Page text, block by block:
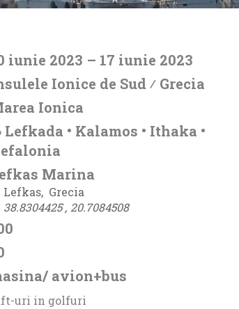
iunie 2023 – 17 iunie 2023
Ionice de Sud ⁄ Grecia
Ionica
Lefkada • Kalamos • Ithaka •
Marina
Lefkas‚ Grecia
38.8304425 ‚ 20.7084508
avion+bus
uri in golfuri